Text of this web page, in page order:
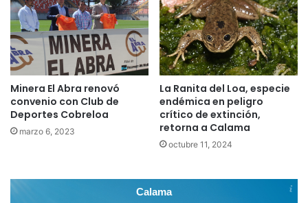
Minera El Abra renovó
convenio con Club de
Deportes Cobreloa
marzo 6, 2023
La Ranita del Loa, especie
endémica en peligro
crítico de extinción,
retorna a Calama
octubre 11, 2024
Calama